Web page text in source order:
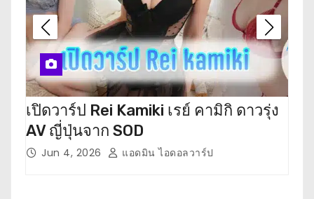
เปิดวาร์ป Rei Kamiki เรย์ คามิกิ ดาวรุ่ง
AV ญี่ปุ่นจาก SOD
Jun 4, 2026 แอดมิน ไอดอลวาร์ป